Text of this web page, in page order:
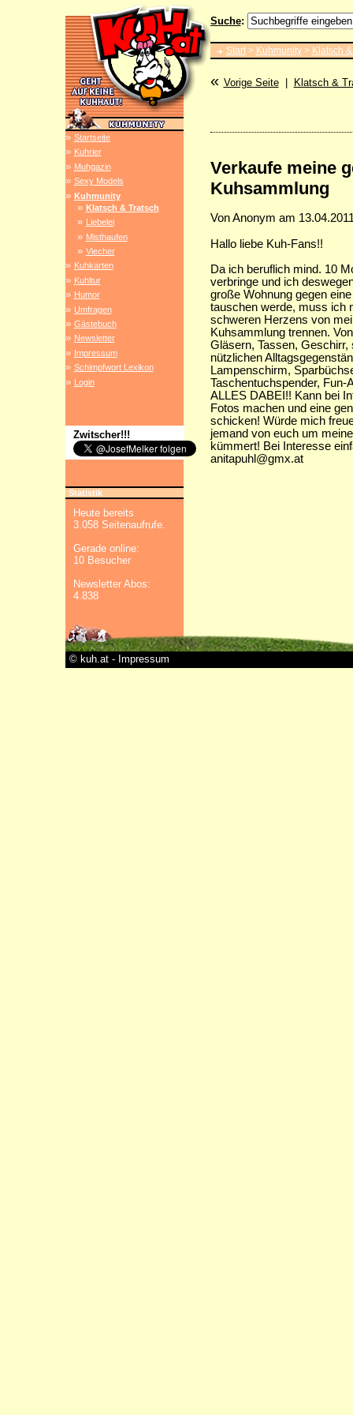
» Startseite
» Kuhrier
» Muhgazin
» Sexy Models
» Kuhmunity
» Klatsch & Tratsch
» Liebelei
» Misthaufen
» Viecher
» Kuhkarten
» Kuhltur
» Humor
» Umfragen
» Gästebuch
» Newsletter
» Impressum
» Schimpfwort Lexikon
» Login
Zwitscher!!!
Statistik
Heute bereits
3.058 Seitenaufrufe.
Gerade online:
10 Besucher
Newsletter Abos:
4.838
Suche:
Start > Kuhmunity > Klatsch
« Vorige Seite Klatsch &
Verkaufe meine
Kuhsammlung
Von Anonym am
Hallo liebe Kuh-Fans!!
Da ich beruflich mind. 10
verbringe und ich
große Wohnung gegen
tauschen werde, muss ich
schweren Herzens von
Kuhsammlung trennen.
Gläsern, Tassen, Geschirr,
nützlichen
Lampenschirm,
Taschentuchspender, Fun-
ALLES DABEI!! Kann bei
Fotos machen und eine
schicken! Würde mich
jemand von euch um
kümmert! Bei Interesse
anitapuhl@gmx.at
© kuh.at - Impressum